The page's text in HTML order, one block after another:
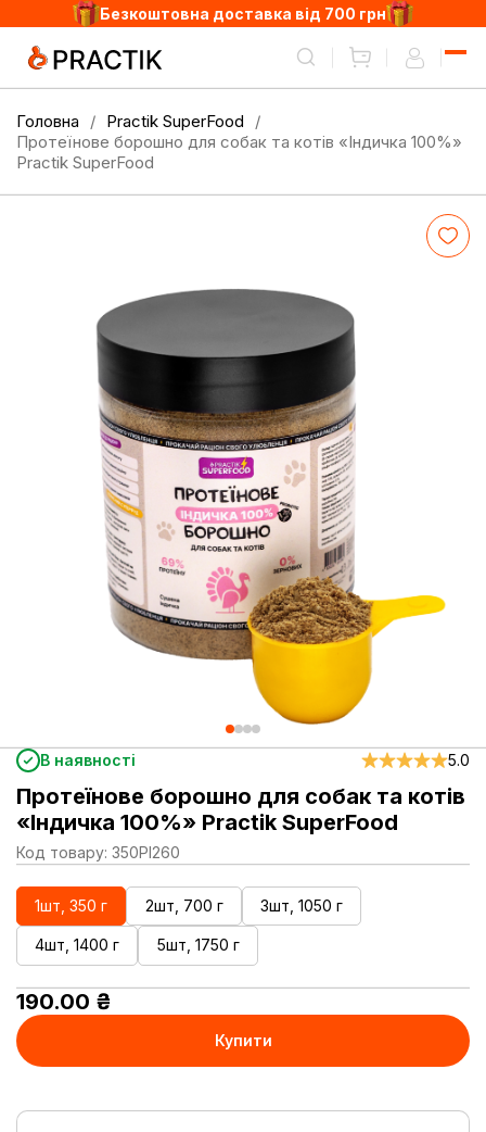
Безкоштовна доставка від 700 грн
Головна
Practik SuperFood
Протеїнове борошно для собак та котів «Індичка 100%»
Practik SuperFood
В наявності 5.0
Протеїнове борошно для собак та котів
«Індичка 100%» Practik SuperFood
Код товару: 350PI260
1шт, 350 г 2шт, 700 г 3шт, 1050 г
4шт, 1400 г 5шт, 1750 г
190.00 ₴
Купити